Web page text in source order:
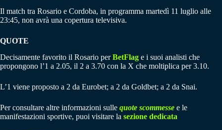
Il match tra Rosario e Cordoba, in programma martedì 11 luglio alle
23:45, non avrà una copertura televisiva.
QUOTE
Decisamente favorito il Rosario perBetFlag e i suoi analisti che
propongono l’1 a 2.05, il 2 a 3.70 con la X che moltiplica per 3.10.
L’1 viene proposto a 2 da Eurobet; a 2 da Goldbet; a 2 da Snai.
Per consultare altre informazioni sulle quote scommesse e le
manifestazioni sportive, puoi visitare la sezione dedicata